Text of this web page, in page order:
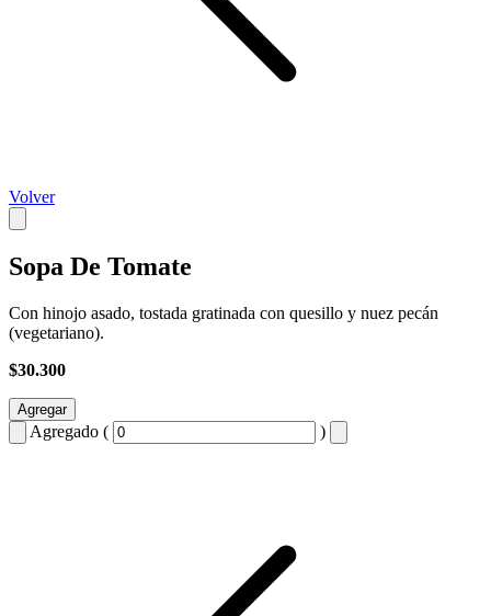
Volver
Sopa De Tomate
Con hinojo asado, tostada gratinada con quesillo y nuez pecán
(vegetariano).
$30.300
Agregar
Agregado ( )